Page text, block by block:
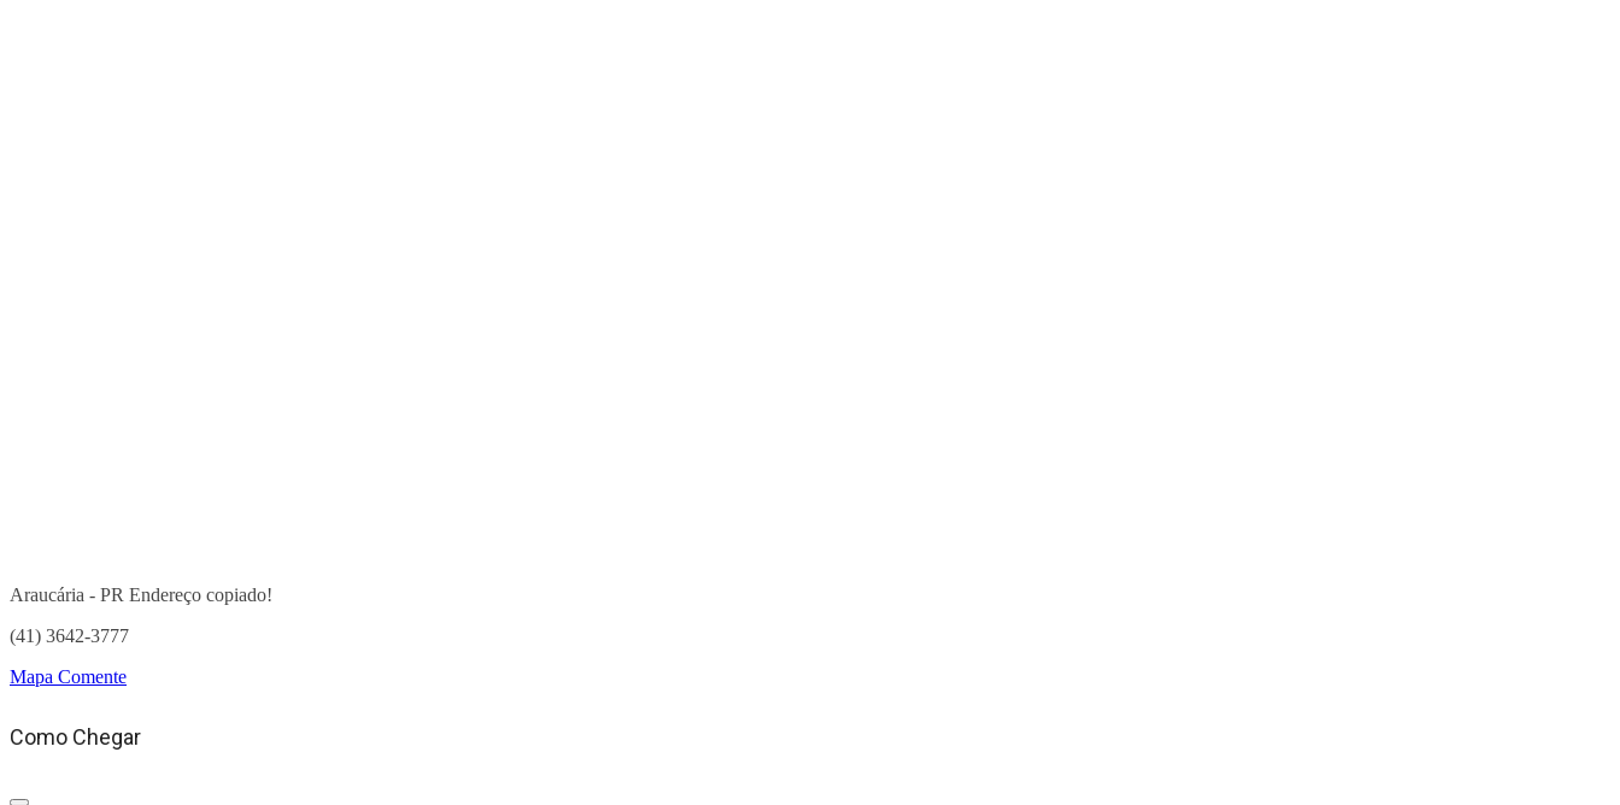
Araucária - PR Endereço copiado!
(41) 3642-3777
Mapa Comente
Como Chegar